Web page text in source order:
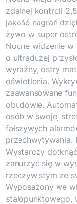
zdalnej kontroli
jakość nagrań
żywo w super
Nocne widzenie
o ultradużej
wyraźny, ostry
oświetlenia.
zaawansowane
obudowie.
osób w swojej
fałszywych
przechwytywania.
Wystarczy
zanurzyć się w
rzeczywistym ze
Wyposażony we
stałopunktowego,